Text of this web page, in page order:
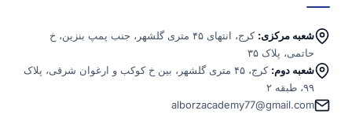
شعبه مرکزی:
کرج، انتهای ۴۵ متری گلشهر، جنب پمپ بنزین، خ
حاتمی، پلاک ۳۵
شعبه دوم:
کرج، ۴۵ متری گلشهر، بین خ کوکب و ارغوان شرقی، پلاک
۹۹، طبقه ۲
alborzacademy77@gmail.com